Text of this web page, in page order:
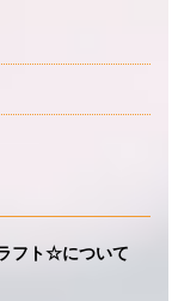
フト☆について